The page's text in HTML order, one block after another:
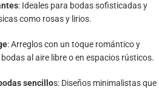
: Ideales para bodas sofisticadas y
como rosas y lirios.
: Arreglos con un toque romántico y
al aire libre o en espacios rústicos.
sencillos: Diseños minimalistas que